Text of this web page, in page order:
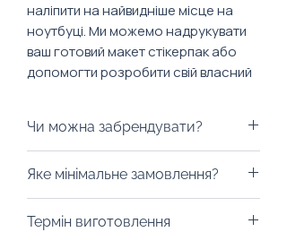
наліпити на найвидніше місце на
ноутбуці. Ми можемо надрукувати
ваш готовий макет стікерпак або
допомогти розробити свій власний
Чи можна забрендувати?
під вашу компанію.
Яке мінімальне замовлення?
Термін виготовлення